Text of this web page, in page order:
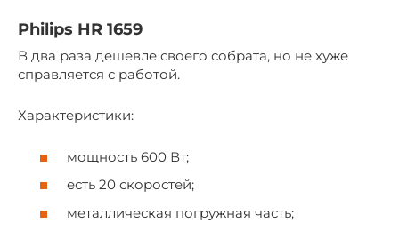
Philips HR 1659
В два раза дешевле своего собрата, но не хуже
справляется с работой.
Характеристики:
мощность 600 Вт;
есть 20 скоростей;
металлическая погружная часть;